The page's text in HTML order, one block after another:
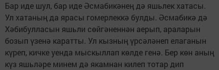
Бар иде шул, бар иде Әсмабикәнең дә яшьлек хатасы.
Ул хатаның да ярасы гомерлеккә булды. Әсмабикә дә
Хәбибулласын яшьли сөйгәненнән аерып, араларын
бозып үзенә каратты. Ул кызның үрсәләнеп елаганын
күреп, кичке уенда мыскыллап көлде генә. Бер көн аның
күз яшьләре минем дә якамнан килеп тотар дип